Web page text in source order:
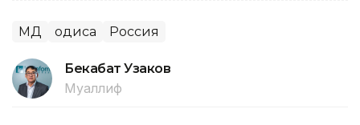
МДҲ Ҳодиса Россия
Бекабат Узаков
Муаллиф